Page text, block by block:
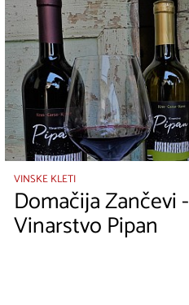
VINSKE KLETI
Domačija Zančevi -
Vinarstvo Pipan